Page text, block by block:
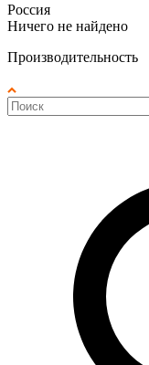
Россия
Ничего не найдено
Производительность